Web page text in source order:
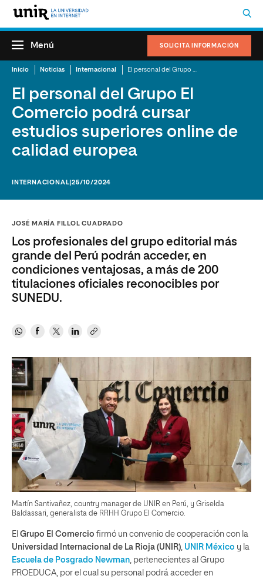
SOLICITA INFORMACIÓN
Menú
Inicio Noticias Internacional
El personal del Grupo El
Comercio podrá cursar
estudios superiores online de
calidad europea
INTERNACIONAL |25/10/2024
JOSÉ MARÍA FILLOL CUADRADO
Los profesionales del grupo editorial más
grande del Perú podrán acceder, en
condiciones ventajosas, a más de 200
titulaciones oficiales reconocibles por
SUNEDU.
Martín Santivañez, country manager de UNIR en Perú, y Griselda
Baldassari, generalista de RRHH Grupo El Comercio.
El Grupo El Comercio firmó un convenio de cooperación con la
Universidad Internacional de La Rioja (UNIR) UNIR México y la
Escuela de Posgrado Newman , pertenecientes al Grupo
PROEDUCA, por el cual su personal podrá acceder en